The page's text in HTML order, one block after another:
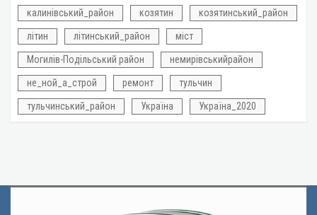
калинівський_район козятин козятинський_район
літин літинський_район міст
Могилів-Подільський район немирівськийрайон
не_ной_а_строй ремонт тульчин
тульчинський_район Україна Україна_2020